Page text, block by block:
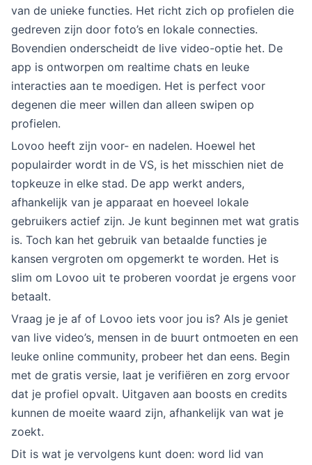
van de unieke functies. Het richt zich op profielen die
gedreven zijn door foto’s en lokale connecties.
Bovendien onderscheidt de live video-optie het. De
app is ontworpen om realtime chats en leuke
interacties aan te moedigen. Het is perfect voor
degenen die meer willen dan alleen swipen op
profielen.
Lovoo heeft zijn voor- en nadelen. Hoewel het
populairder wordt in de VS, is het misschien niet de
topkeuze in elke stad. De app werkt anders,
afhankelijk van je apparaat en hoeveel lokale
gebruikers actief zijn. Je kunt beginnen met wat gratis
is. Toch kan het gebruik van betaalde functies je
kansen vergroten om opgemerkt te worden. Het is
slim om Lovoo uit te proberen voordat je ergens voor
betaalt.
Vraag je je af of Lovoo iets voor jou is? Als je geniet
van live video’s, mensen in de buurt ontmoeten en een
leuke online community, probeer het dan eens. Begin
met de gratis versie, laat je verifiëren en zorg ervoor
dat je profiel opvalt. Uitgaven aan boosts en credits
kunnen de moeite waard zijn, afhankelijk van wat je
zoekt.
Dit is wat je vervolgens kunt doen: word lid van